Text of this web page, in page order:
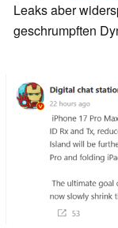
Leaks aber
geschrumpften